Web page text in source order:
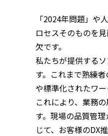
「2024年問題」や
ロセスそのものを
欠です。
私たちが提供する
す。これまで熟練
や標準化されたワー
これにより、業務
す。現場の品質管
じて、お客様のDX